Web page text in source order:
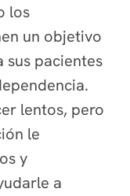
los
un objetivo
sus pacientes
lentos, pero
le
y
a